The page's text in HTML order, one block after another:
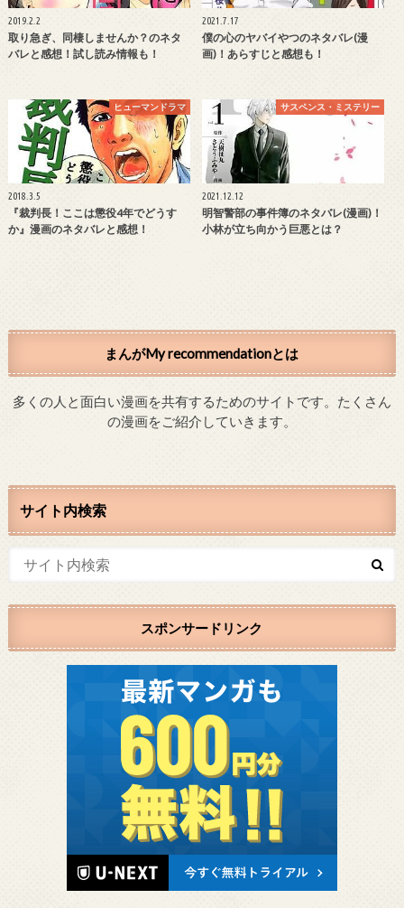
2019.2.2
取り急ぎ、同棲しませんか？のネタ
バレと感想！試し読み情報も！
2021.7.17
僕の心のヤバイやつのネタバレ(漫
画)！あらすじと感想も！
ヒューマンドラマ
2018.3.5
『裁判長！ここは懲役4年でどうす
か』漫画のネタバレと感想！
サスペンス・ミステリー
2021.12.12
明智警部の事件簿のネタバレ(漫画)！
小林が立ち向かう巨悪とは？
まんがMy recommendationとは
多くの人と面白い漫画を共有するためのサイトです。たくさん
の漫画をご紹介していきます。
サイト内検索
スポンサードリンク